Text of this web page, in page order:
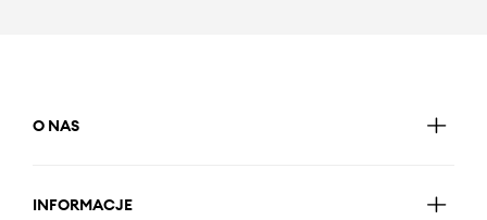
O NAS
INFORMACJE